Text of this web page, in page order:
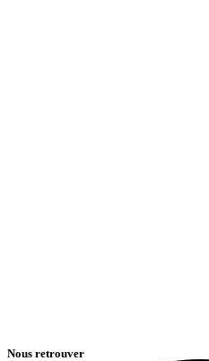
Nous retrouver